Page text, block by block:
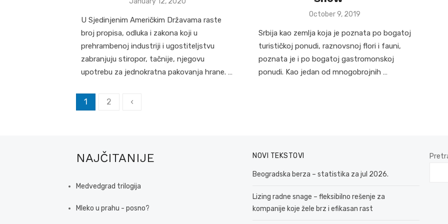
U Sjedinjenim Američkim Državama raste
broj propisa, odluka i zakona koji u
prehrambenoj industriji i ugostiteljstvu
zabranjuju stiropor, tačnije, njegovu
upotrebu za jednokratna pakovanja hrane. …
Posted
October 9, 2019
Srbija kao zemlja koja je poznata po bogatoj
turističkoj ponudi, raznovsnoj flori i fauni,
poznata je i po bogatoj gastromonskoj
ponudi. Kao jedan od mnogobrojnih …
Posts
1 2 ‹
NAJČITANIJE
Medvedgrad trilogija
Mleko u prahu - posno?
NOVI TEKSTOVI
Beogradska berza – statistika za jul 2026.
Lizing radne snage – fleksibilno rešenje za
kompanije koje žele brz i efikasan rast